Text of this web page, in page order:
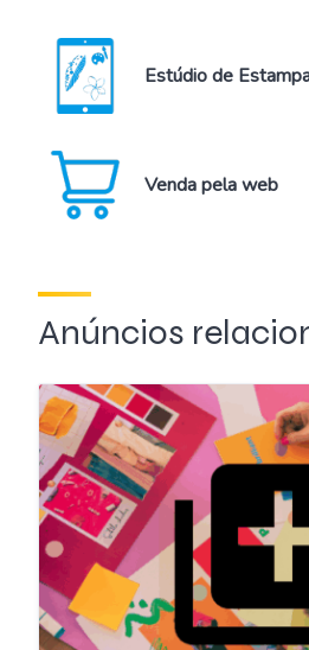
Estúdio de
Venda pela web
Anúncios